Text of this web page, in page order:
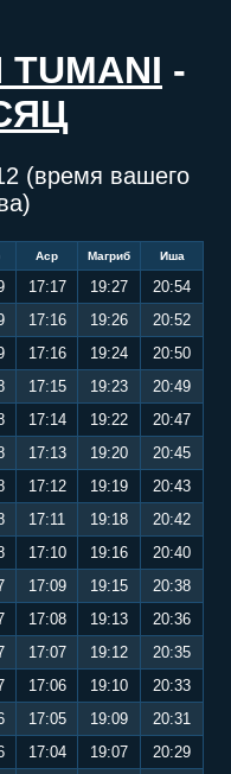
TUMANI -
(время вашего
Аср Магриб Иша
17:17 19:27
20:54
17:16 19:26
20:52
17:16 19:24
20:50
17:15 19:23
20:49
17:14 19:22
20:47
17:13 19:20
20:45
17:12 19:19
20:43
17:11 19:18
20:42
17:10 19:16
20:40
17:09 19:15
20:38
17:08 19:13
20:36
17:07 19:12
20:35
17:06 19:10
20:33
17:05 19:09
20:31
17:04 19:07
20:29